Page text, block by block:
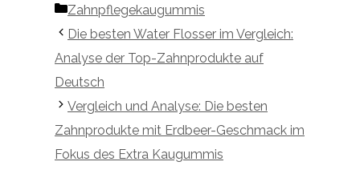
Kategorien
Zahnpflegekaugummis
Die besten Water Flosser im Vergleich:
Analyse der Top-Zahnprodukte auf
Deutsch
Vergleich und Analyse: Die besten
Zahnprodukte mit Erdbeer-Geschmack im
Fokus des Extra Kaugummis